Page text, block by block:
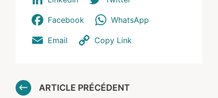
Facebook WhatsApp
Email Copy Link
ARTICLE PRÉCÉDENT